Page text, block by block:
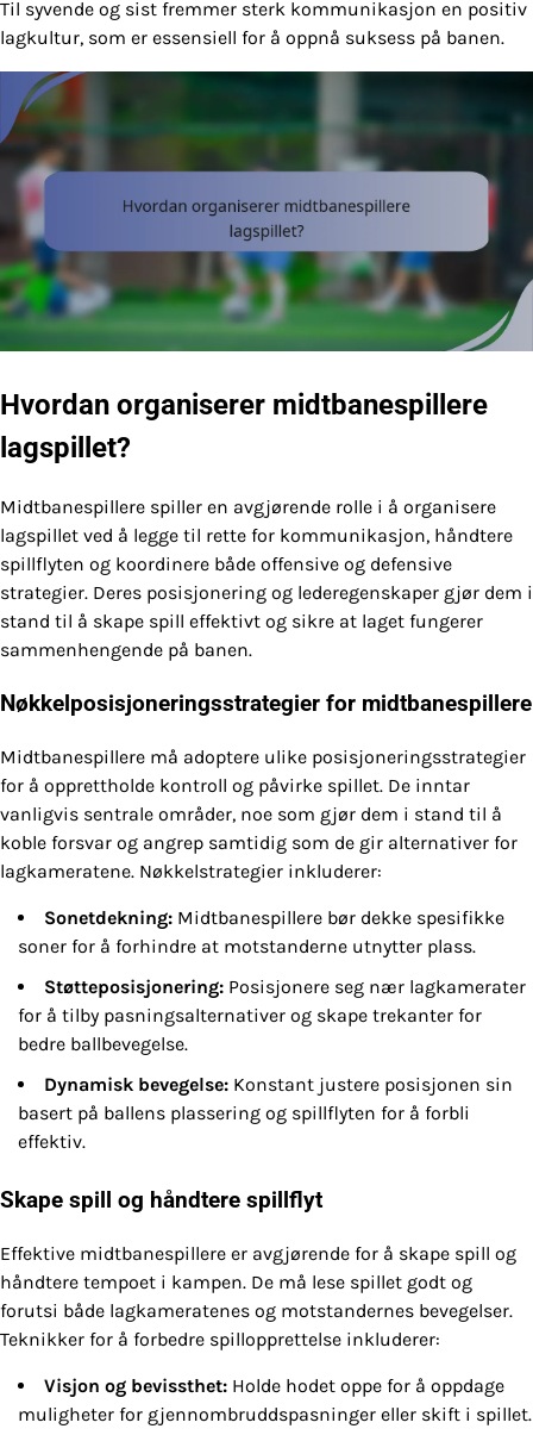
Til syvende og sist fremmer sterk kommunikasjon en positiv
lagkultur, som er essensiell for å oppnå suksess på banen.
Hvordan organiserer midtbanespillere
lagspillet?
Midtbanespillere spiller en avgjørende rolle i å organisere
lagspillet ved å legge til rette for kommunikasjon, håndtere
spillflyten og koordinere både offensive og defensive
strategier. Deres posisjonering og lederegenskaper gjør dem i
stand til å skape spill effektivt og sikre at laget fungerer
sammenhengende på banen.
Nøkkelposisjoneringsstrategier for midtbanespillere
Midtbanespillere må adoptere ulike posisjoneringsstrategier
for å opprettholde kontroll og påvirke spillet. De inntar
vanligvis sentrale områder, noe som gjør dem i stand til å
koble forsvar og angrep samtidig som de gir alternativer for
lagkameratene. Nøkkelstrategier inkluderer:
Sonetdekning: Midtbanespillere bør dekke spesifikke
soner for å forhindre at motstanderne utnytter plass.
Støtteposisjonering: Posisjonere seg nær lagkamerater
for å tilby pasningsalternativer og skape trekanter for
bedre ballbevegelse.
Dynamisk bevegelse: Konstant justere posisjonen sin
basert på ballens plassering og spillflyten for å forbli
effektiv.
Skape spill og håndtere spillflyt
Effektive midtbanespillere er avgjørende for å skape spill og
håndtere tempoet i kampen. De må lese spillet godt og
forutsi både lagkameratenes og motstandernes bevegelser.
Teknikker for å forbedre spillopprettelse inkluderer:
Visjon og bevissthet: Holde hodet oppe for å oppdage
muligheter for gjennombruddspasninger eller skift i spillet.